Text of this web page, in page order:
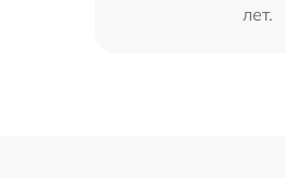
лет.